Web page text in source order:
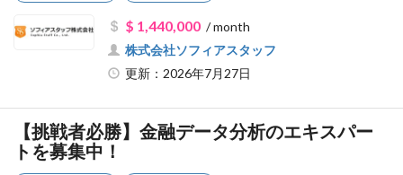
$ 1,440,000/ month
株式会社ソフィアスタッフ
更新：2026年7月27日
【挑戦者必勝】金融データ分析のエキスパー
トを募集中！